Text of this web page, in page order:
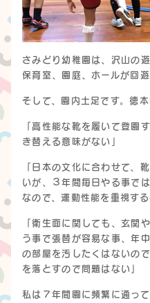
さみどり幼稚園は、沢山の
保育室、園庭、ホールが回
そして、園内土足です。徳本
「高性能な靴を履いて登園
き替える意味がない」
「日本の文化に合わせて、
いが、３年間毎日やる事で
なので、運動性能を重視する
「衛生面に関しても、玄関
う事で張替が容易な事、年
の部屋を汚したくはないの
を落とすので問題はない」
私は７年間園に頻繁に通っ